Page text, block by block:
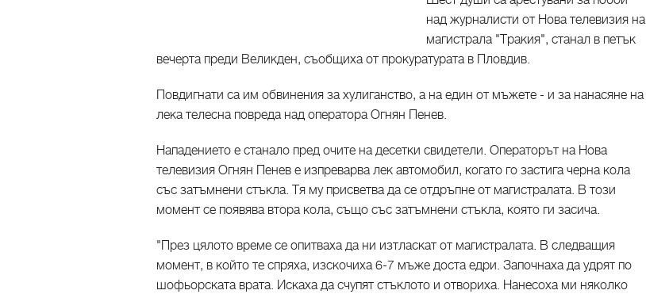
над журналисти от Нова телевизия на
магистрала "Тракия", станал в петък
вечерта преди Великден, съобщиха от прокуратурата в Пловдив.
Повдигнати са им обвинения за хулиганство, а на един от мъжете - и за нанасяне на
лека телесна повреда над оператора Огнян Пенев.
Нападението е станало пред очите на десетки свидетели. Операторът на Нова
телевизия Огнян Пенев е изпреварва лек автомобил, когато го застига черна кола
със затъмнени стъкла. Тя му присветва да се отдръпне от магистралата. В този
момент се появява втора кола, също със затъмнени стъкла, която ги засича.
"През цялото време се опитваха да ни изтласкат от магистралата. В следващия
момент, в който те спряха, изскочиха 6-7 мъже доста едри. Започнаха да удрят по
шофьорската врата. Искаха да счупят стъклото и отвориха. Нанесоха ми няколко